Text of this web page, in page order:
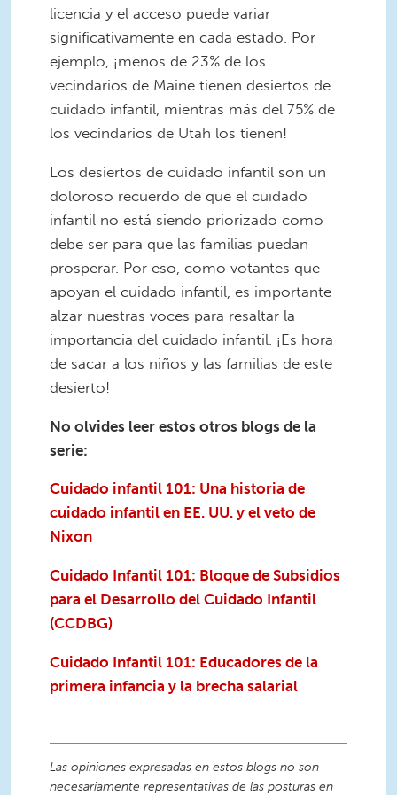
licencia y el acceso puede variar
significativamente en cada estado. Por
ejemplo, ¡menos de 23% de los
vecindarios de Maine tienen desiertos de
cuidado infantil, mientras más del 75% de
los vecindarios de Utah los tienen!
Los desiertos de cuidado infantil son un
doloroso recuerdo de que el cuidado
infantil no está siendo priorizado como
debe ser para que las familias puedan
prosperar. Por eso, como votantes que
apoyan el cuidado infantil, es importante
alzar nuestras voces para resaltar la
importancia del cuidado infantil. ¡Es hora
de sacar a los niños y las familias de este
desierto!
No olvides leer estos otros blogs de la
serie:
Cuidado infantil 101: Una historia de
cuidado infantil en EE. UU. y el veto de
Nixon
Cuidado Infantil 101: Bloque de Subsidios
para el Desarrollo del Cuidado Infantil
(CCDBG)
Cuidado Infantil 101: Educadores de la
primera infancia y la brecha salarial
Las opiniones expresadas en estos blogs no son
necesariamente representativas de las posturas en